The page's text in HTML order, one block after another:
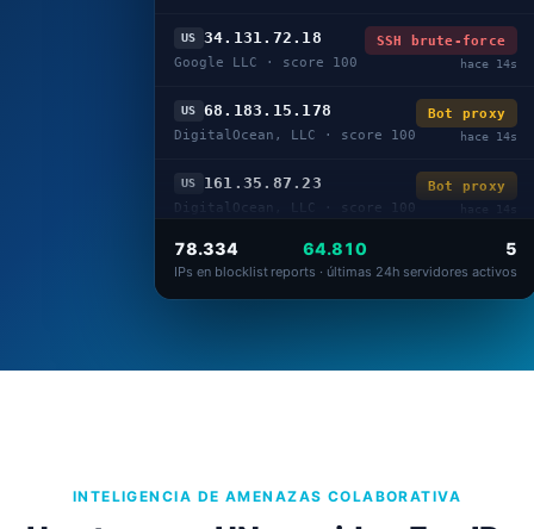
US 34.131.72.18
Google LLC · score 100
SSH brute-force
hace 15s
US 68.183.15.178
DigitalOcean, LLC · score 100
Bot proxy
hace 15s
US 161.35.87.23
DigitalOcean, LLC · score 100
Bot proxy
hace 15s
78.334
IPs en blocklist
64.810
reports · últimas 24h
5
servidores activos
INTELIGENCIA DE AMENAZAS COLABORATIVA